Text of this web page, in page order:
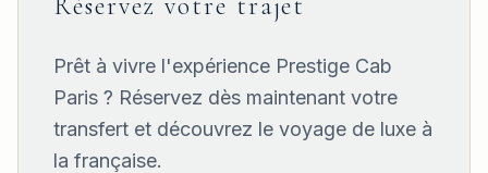
Prêt à vivre l'expérience Prestige Cab
Paris ? Réservez dès maintenant votre
transfert et découvrez le voyage de luxe à
la française.